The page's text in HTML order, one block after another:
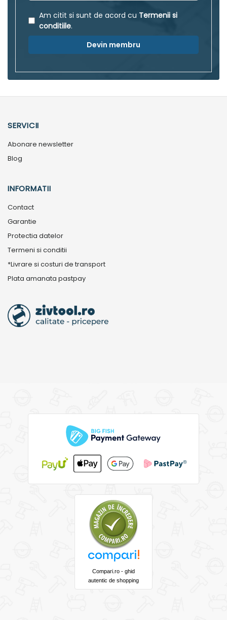
Am citit si sunt de acord cu Termenii si
conditiile.
Devin membru
SERVICII
Abonare newsletter
Blog
INFORMATII
Contact
Garantie
Protectia datelor
Termeni si conditii
*Livrare si costuri de transport
Plata amanata pastpay
Compari.ro - ghid
autentic de shopping